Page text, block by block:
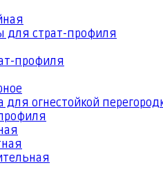
для страт-профиля
профиля
огнестойкой